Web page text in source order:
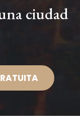
ciudad